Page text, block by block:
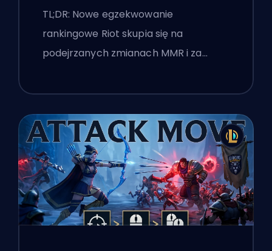
flagi boostingu
TL;DR: Nowe egzekwowanie
rankingowe Riot skupia się na
podejrzanych zmianach MMR i za…